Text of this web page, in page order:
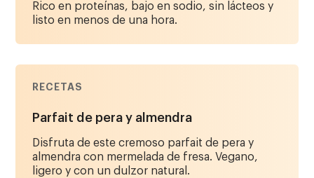
Rico en proteínas, bajo en sodio, sin lácteos y
listo en menos de una hora.
RECETAS
Parfait de pera y almendra
Disfruta de este cremoso parfait de pera y
almendra con mermelada de fresa. Vegano,
ligero y con un dulzor natural.